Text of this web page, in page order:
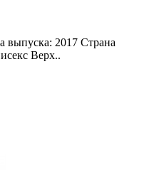
выпуска: 2017 Страна
Верх..